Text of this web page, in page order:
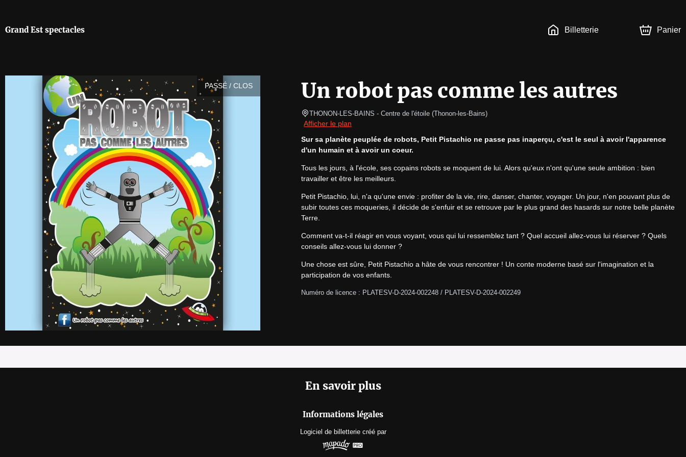
Grand Est spectacles Billetterie Panier
PASSÉ / CLOS Un robot pas comme les autres
THONON-LES-BAINS - Centre de l'étoile (Thonon-les-Bains)
Afficher le plan
Sur sa planète peuplée de robots, Petit Pistachio ne passe pas inaperçu, c'est le seul à avoir l'apparence
d'un humain et à avoir un coeur.
Tous les jours, à l'école, ses copains robots se moquent de lui. Alors qu'eux n'ont qu'une seule ambition : bien
travailler et être les meilleurs.
Petit Pistachio, lui, n'a qu'une envie : profiter de la vie, rire, danser, chanter, voyager. Un jour, n'en pouvant plus de
subir toutes ces moqueries, il décide de s'enfuir et se retrouve par le plus grand des hasards sur notre belle planète
Terre.
Comment va-t-il réagir en vous voyant, vous qui lui ressemblez tant ? Quel accueil allez-vous lui réserver ? Quels
conseils allez-vous lui donner ?
Une chose est sûre, Petit Pistachio a hâte de vous rencontrer ! Un conte moderne basé sur l'imagination et la
participation de vos enfants.
Numéro de licence : PLATESV-D-2024-002248 / PLATESV-D-2024-002249
En savoir plus
Informations légales
Logiciel de billetterie créé par